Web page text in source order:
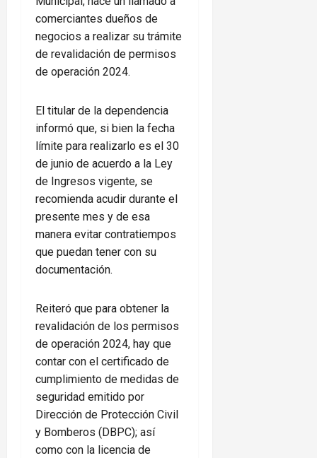
comerciantes dueños de
negocios a realizar su trámite
de revalidación de permisos
de operación 2024.
El titular de la dependencia
informó que, si bien la fecha
límite para realizarlo es el 30
de junio de acuerdo a la Ley
de Ingresos vigente, se
recomienda acudir durante el
presente mes y de esa
manera evitar contratiempos
que puedan tener con su
documentación.
Reiteró que para obtener la
revalidación de los permisos
de operación 2024, hay que
contar con el certificado de
cumplimiento de medidas de
seguridad emitido por
Dirección de Protección Civil
y Bomberos (DBPC); así
como con la licencia de